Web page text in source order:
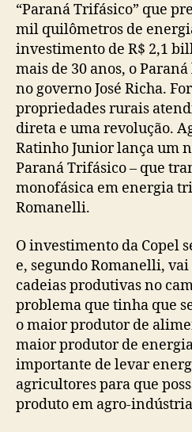
“Paraná Trifásico” que
mil quilômetros de
investimento de R$ 2,1
mais de 30 anos, o
no governo José Richa.
propriedades rurais
direta e uma revolução.
Ratinho Junior lança um
Paraná Trifásico – que
monofásica em energia
Romanelli.
O investimento da Copel
e, segundo Romanelli,
cadeias produtivas no
problema que tinha que
o maior produtor de
maior produtor de
importante de levar
agricultores para que
produto em agro-